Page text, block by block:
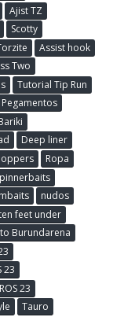
Ajist TZ
Scotty
Assist hook
Two
Tutorial Tip Run
Pegamentos
Deep liner
Ropa
nudos
feet under
Burundarena
23
23
Tauro